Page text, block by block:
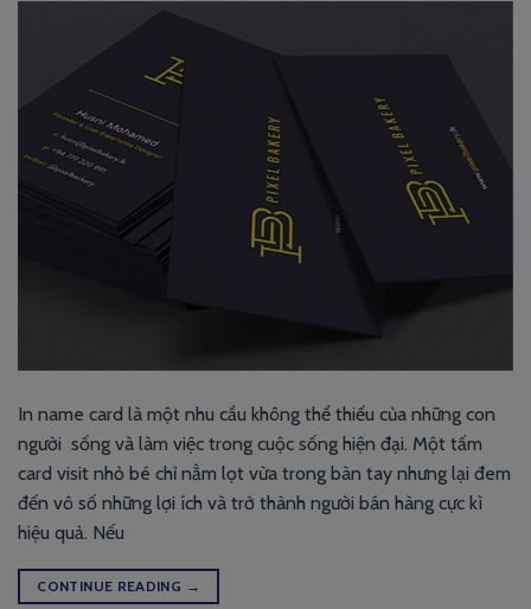
In name card là một nhu cầu không thể thiếu của những con
người sống và làm việc trong cuộc sống hiện đại. Một tấm
card visit nhỏ bé chỉ nằm lọt vừa trong bàn tay nhưng lại đem
đến vô số những lợi ích và trở thành người bán hàng cực kì
hiệu quả. Nếu
CONTINUE READING →